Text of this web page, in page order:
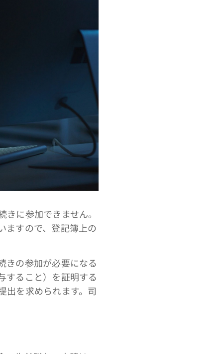
に参加できません。
ますので、登記簿上の
の参加が必要になる
すること）を証明する
出を求められます。司